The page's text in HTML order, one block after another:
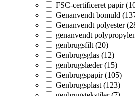
FSC-certificeret papir
Genanvendt bomuld
Genanvendt polyester
genanvendt
genbrugsfilt (20)
Genbrugsglas (12)
genbrugslæder (15)
Genbrugspapir (105)
Genbrugsplast (123)